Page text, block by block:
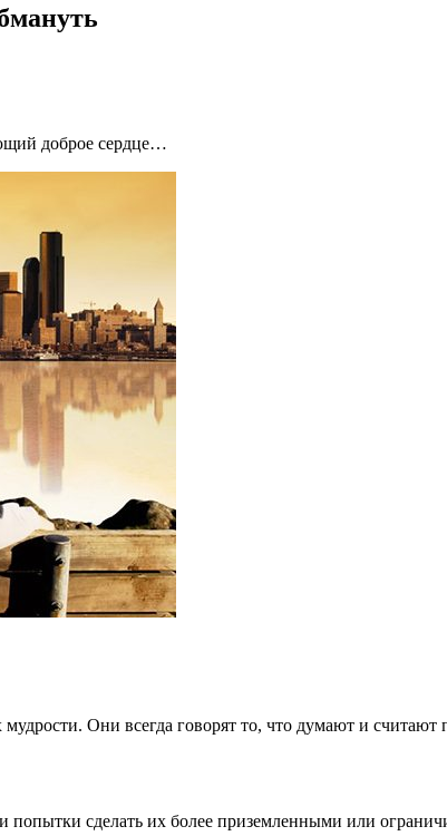
доброе сердце…
Они всегда говорят то, что думают и
сделать их более приземленными или